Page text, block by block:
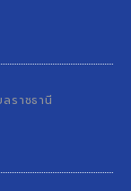
ราชธานี